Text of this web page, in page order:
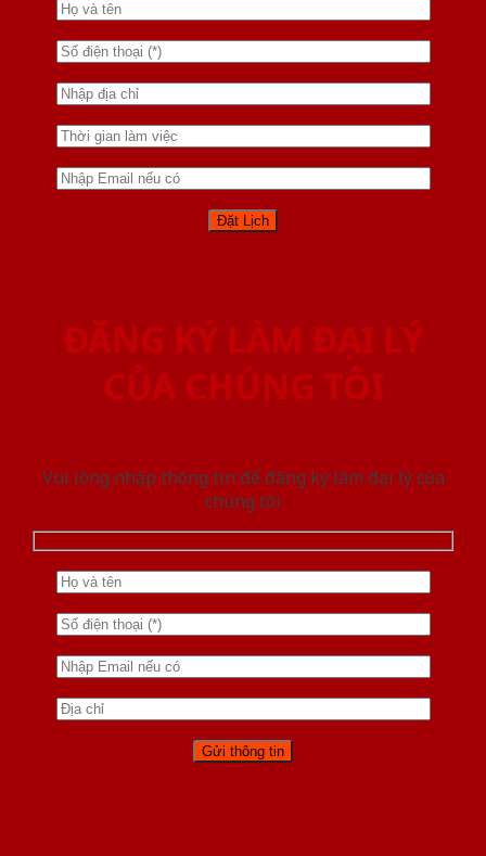
ĐĂNG KÝ LÀM ĐẠI LÝ
CỦA CHÚNG TÔI
Vui lòng nhập thông tin để đăng ký làm đại lý của
chúng tôi